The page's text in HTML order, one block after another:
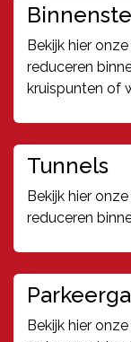
Bekijk hier
reduceren
kruispunten of
Tunnels
Bekijk hier
reduceren
Bekijk hier